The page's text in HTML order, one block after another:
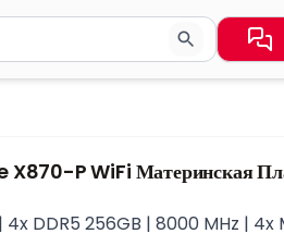
или используйте стрелки для
X870-P WiFi Материнская
DDR5 256GB | 8000 MHz | 4x